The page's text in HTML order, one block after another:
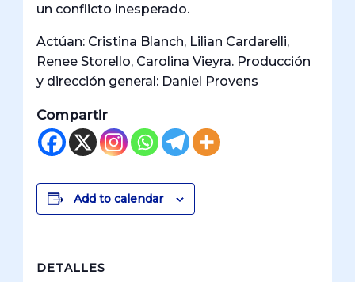
un conflicto inesperado.
Actúan: Cristina Blanch, Lilian Cardarelli,
Renee Storello, Carolina Vieyra. Producción
y dirección general: Daniel Provens
Compartir
Add to calendar
DETALLES